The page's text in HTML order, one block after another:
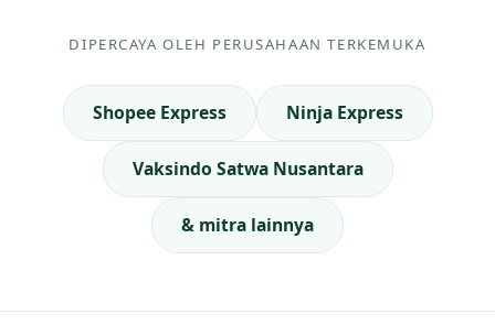
DIPERCAYA OLEH PERUSAHAAN TERKEMUKA
Shopee Express Ninja Express
Vaksindo Satwa Nusantara
& mitra lainnya